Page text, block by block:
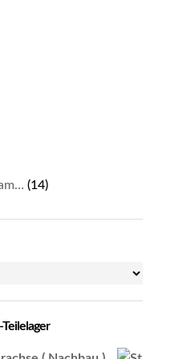
(14)